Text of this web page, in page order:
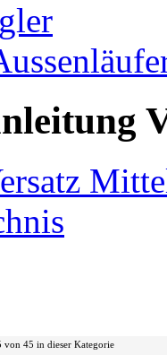
von 45 in dieser Kategorie